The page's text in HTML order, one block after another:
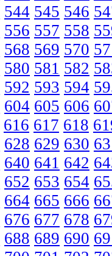
544 545 546
556 557 558
568 569 570
580 581 582
592 593 594
604 605 606
616 617 618
628 629 630
640 641 642
652 653 654
664 665 666
676 677 678
688 689 690